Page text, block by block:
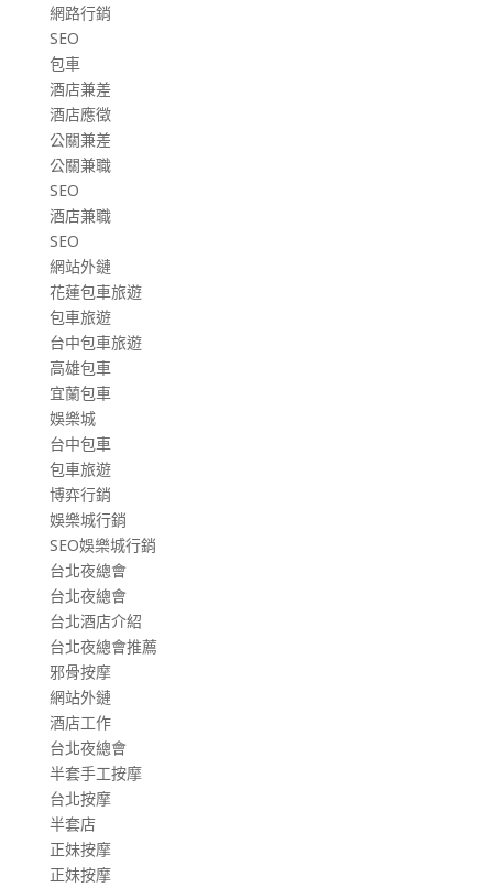
網路行銷
SEO
包車
酒店兼差
酒店應徵
公關兼差
公關兼職
SEO
酒店兼職
SEO
網站外鏈
花蓮包車旅遊
包車旅遊
台中包車旅遊
高雄包車
宜蘭包車
娛樂城
台中包車
包車旅遊
博弈行銷
娛樂城行銷
SEO娛樂城行銷
台北夜總會
台北夜總會
台北酒店介紹
台北夜總會推薦
邪骨按摩
網站外鏈
酒店工作
台北夜總會
半套手工按摩
台北按摩
半套店
正妹按摩
正妹按摩